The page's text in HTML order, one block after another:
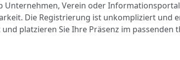
Unternehmen, Verein oder
Die Registrierung ist unkompliziert und
platzieren Sie Ihre Präsenz im passenden